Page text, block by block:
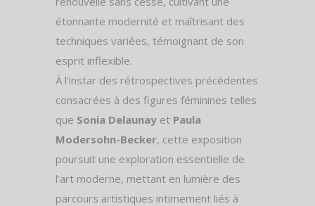
étonnante modernité et maîtrisant des
techniques variées, témoignant de son
esprit inflexible.
À l’instar des rétrospectives précédentes
consacrées à des figures féminines telles
que Sonia Delaunay et Paula
Modersohn-Becker, cette exposition
poursuit une exploration essentielle de
l’art moderne, mettant en lumière des
parcours artistiques intimement liés à